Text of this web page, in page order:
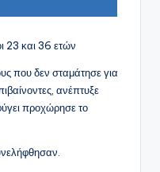
23 και 36 ετών
που δεν σταμάτησε για
ανέπτυξε
προχώρησε το